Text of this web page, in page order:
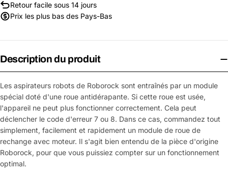
Retour facile sous 14 jours
Prix les plus bas des Pays-Bas
Description du produit
Les aspirateurs robots de Roborock sont entraînés par un module
spécial doté d'une roue antidérapante. Si cette roue est usée,
l'appareil ne peut plus fonctionner correctement. Cela peut
déclencher le code d'erreur 7 ou 8. Dans ce cas, commandez tout
simplement, facilement et rapidement un module de roue de
rechange avec moteur. Il s'agit bien entendu de la pièce d'origine
Roborock, pour que vous puissiez compter sur un fonctionnement
optimal.